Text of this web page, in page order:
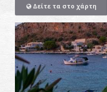
Δείτε τα στο χάρτη